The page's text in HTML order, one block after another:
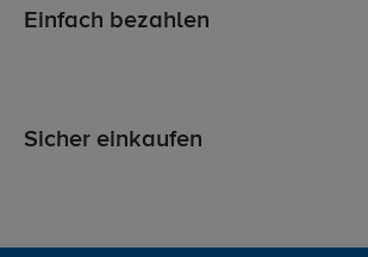
Einfach bezahlen
Sicher einkaufen